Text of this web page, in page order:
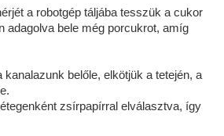
a robotgép táljába tesszük a cukor
adagolva bele még porcukrot, amíg
belőle, elkötjük a tetején, a
zsírpapírral elválasztva, így